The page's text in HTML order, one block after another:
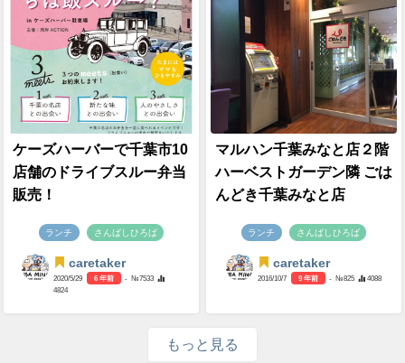
ケーズハーバーで千葉市10
店舗のドライブスルー弁当
販売！
ランチ さんばしひろば
caretaker
2020/5/29 6 年前
- №7533
4824
マルハン千葉みなと店２階
ハーベストガーデン隣 ごは
んどき千葉みなと店
ランチ さんばしひろば
caretaker
2016/10/7 9 年前 - №825 4088
もっと見る